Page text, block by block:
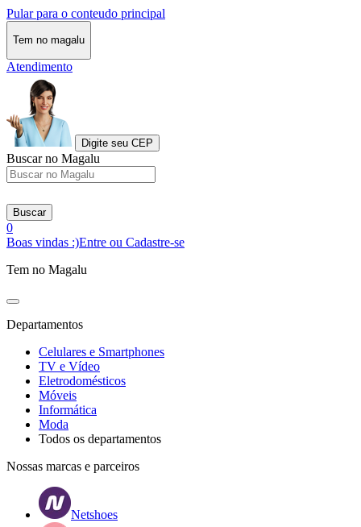
Pular para o conteudo principal
Tem no magalu
Atendimento
Digite seu CEP
Buscar no Magalu
Buscar
0
Boas vindas :)Entre ou Cadastre-se
Tem no Magalu
Departamentos
Celulares e Smartphones
TV e Vídeo
Eletrodomésticos
Móveis
Informática
Moda
Todos os departamentos
Nossas marcas e parceiros
Netshoes